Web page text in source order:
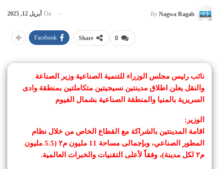
By Nagwa Ragab
On أبريل 12, 2025
0
Share
Facebook
نائب رئيس مجلس الوزراء للتنمية الصناعية وزير الصناعة
والنقل يعلن اطلاق مدينتين نسيجيتين متكاملتين بمنطقة وادى
السريرية بالمنيا والمنطقة الصناعية بشمال الفيوم
الوزير:
اقامة المدينتين بالشراكة مع القطاع الخاص من خلال نظام
المطور الصناعي، وبإجمالى مساحة 11 مليون م٢ (5.5 مليون
م٢ لكل مدينة)، وفقاً لأعلى التقنيات والخبرات العالمية.